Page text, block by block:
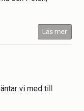
Läs mer
vi med till